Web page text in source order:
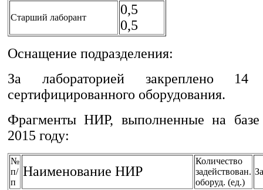
Старший лаборант
0,5
0,5
Оснащение подразделения:
За лабораторией закреплено 14
сертифицированного оборудования.
Фрагменты НИР, выполненные на базе
2015 году:
№
п/
п
Наименование НИР
Количество
задействован.
оборуд. (ед.)